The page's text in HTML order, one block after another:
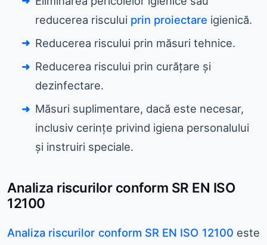
reducerea riscului prin proiectare igienică.
Reducerea riscului prin măsuri tehnice.
Reducerea riscului prin curățare și
dezinfectare.
Măsuri suplimentare, dacă este necesar,
inclusiv cerințe privind igiena personalului
și instruiri speciale.
Analiza riscurilor conform SR EN ISO
12100
Analiza riscurilor conform SR EN ISO 12100 este